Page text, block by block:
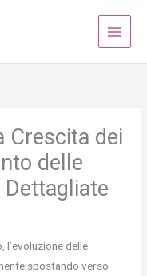
Crescita dei
delle
l’evoluzione delle
spostando verso